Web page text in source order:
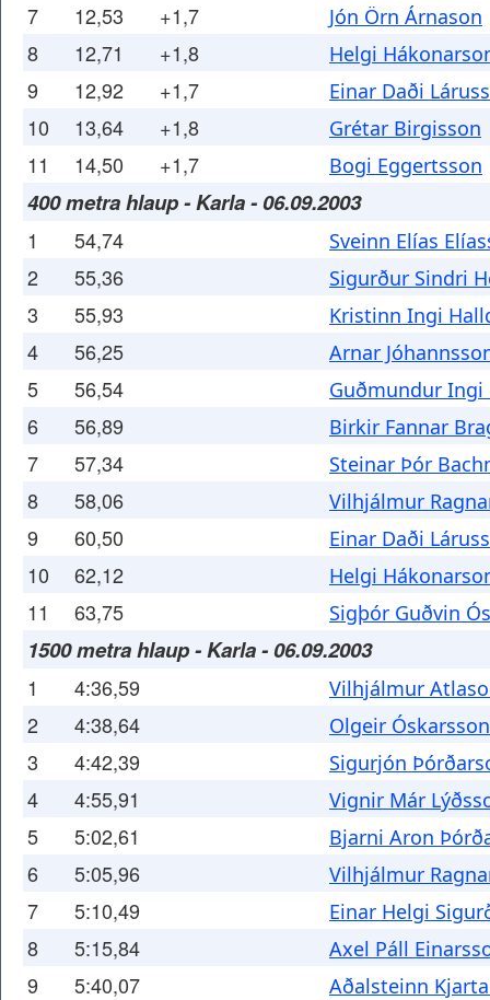
7 12,53 +1,7 Jón Örn Árnason
8 12,71 +1,8 Helgi
9 12,92 +1,7 Einar Daði
10 13,64 +1,8 Grétar Birgisson
11 14,50 +1,7 Bogi Eggertsson
400 metra hlaup - Karla - 06.09.2003
1 54,74 Sveinn Elías
2 55,36 Sigurður Sindri
3 55,93 Kristinn Ingi
4 56,25 Arnar
5 56,54 Guðmundur Ingi
6 56,89 Birkir Fannar
7 57,34 Steinar Þór
8 58,06 Vilhjálmur
9 60,50 Einar Daði
10 62,12 Helgi
11 63,75 Sigþór Guðvin
1500 metra hlaup - Karla - 06.09.2003
1 4:36,59 Vilhjálmur
2 4:38,64 Olgeir Óskarsson
3 4:42,39 Sigurjón
4 4:55,91 Vignir Már
5 5:02,61 Bjarni Aron
6 5:05,96 Vilhjálmur
7 5:10,49 Einar Helgi
8 5:15,84 Axel Páll
9 5:40,07 Aðalsteinn